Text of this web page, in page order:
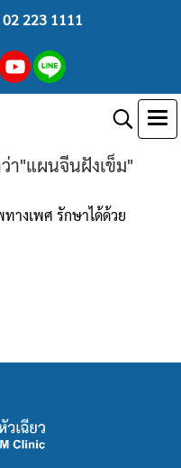
223 1111
า"แผนจีนฝังเข็ม"
างเพศ รักษาได้ด้วย